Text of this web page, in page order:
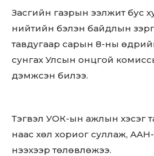
Засгийн газрын ээлжит бус
нийтийн бэлэн байдлын
тавдугаар сарын 8-ны
сунгах Улсын онцгой
дэмжсэн билээ.
Тэгвэл УОК-ын ажлын хэсэг
наас хөл хориог суллаж, ААН-
нээхээр төлөвлөжээ.